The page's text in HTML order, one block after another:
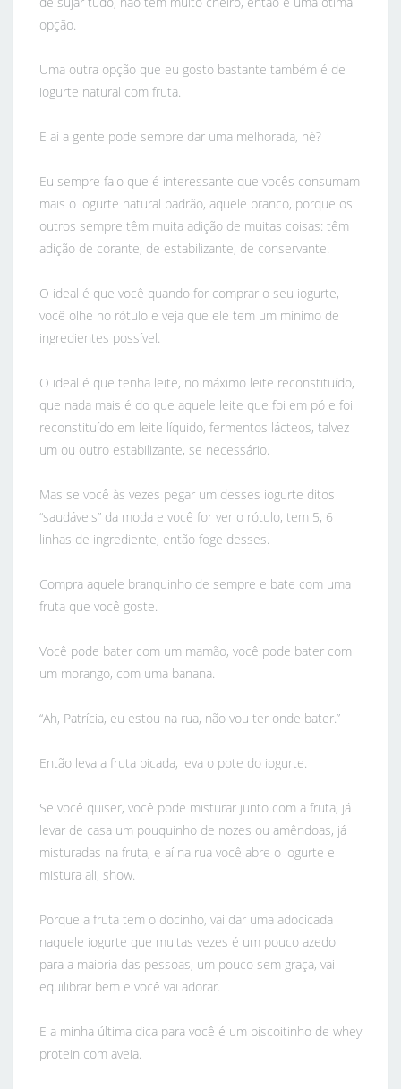
opção.
Uma outra opção que eu gosto bastante também é de
iogurte natural com fruta.
E aí a gente pode sempre dar uma melhorada, né?
Eu sempre falo que é interessante que vocês consumam
mais o iogurte natural padrão, aquele branco, porque os
outros sempre têm muita adição de muitas coisas: têm
adição de corante, de estabilizante, de conservante.
O ideal é que você quando for comprar o seu iogurte,
você olhe no rótulo e veja que ele tem um mínimo de
ingredientes possível.
O ideal é que tenha leite, no máximo leite reconstituído,
que nada mais é do que aquele leite que foi em pó e foi
reconstituído em leite líquido, fermentos lácteos, talvez
um ou outro estabilizante, se necessário.
Mas se você às vezes pegar um desses iogurte ditos
“saudáveis” da moda e você for ver o rótulo, tem 5, 6
linhas de ingrediente, então foge desses.
Compra aquele branquinho de sempre e bate com uma
fruta que você goste.
Você pode bater com um mamão, você pode bater com
um morango, com uma banana.
“Ah, Patrícia, eu estou na rua, não vou ter onde bater.”
Então leva a fruta picada, leva o pote do iogurte.
Se você quiser, você pode misturar junto com a fruta, já
levar de casa um pouquinho de nozes ou amêndoas, já
misturadas na fruta, e aí na rua você abre o iogurte e
mistura ali, show.
Porque a fruta tem o docinho, vai dar uma adocicada
naquele iogurte que muitas vezes é um pouco azedo
para a maioria das pessoas, um pouco sem graça, vai
equilibrar bem e você vai adorar.
E a minha última dica para você é um biscoitinho de whey
protein com aveia.